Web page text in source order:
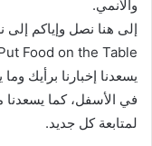
والأنمي.
يسعدنا إخبارنا برأيك
في الأسفل، كما يسعدنا
لمتابعة كل جديد.